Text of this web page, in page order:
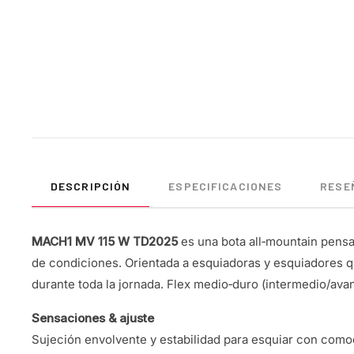
DESCRIPCIÓN ESPECIFICACIONES
MACH1 MV 115 W TD2025es una bota all‑mountain
de condiciones. Orientada a esquiadoras y esquiadores
durante toda la jornada. Flex medio‑duro (intermedio/
Sensaciones & ajuste
Sujeción envolvente y estabilidad para esquiar con